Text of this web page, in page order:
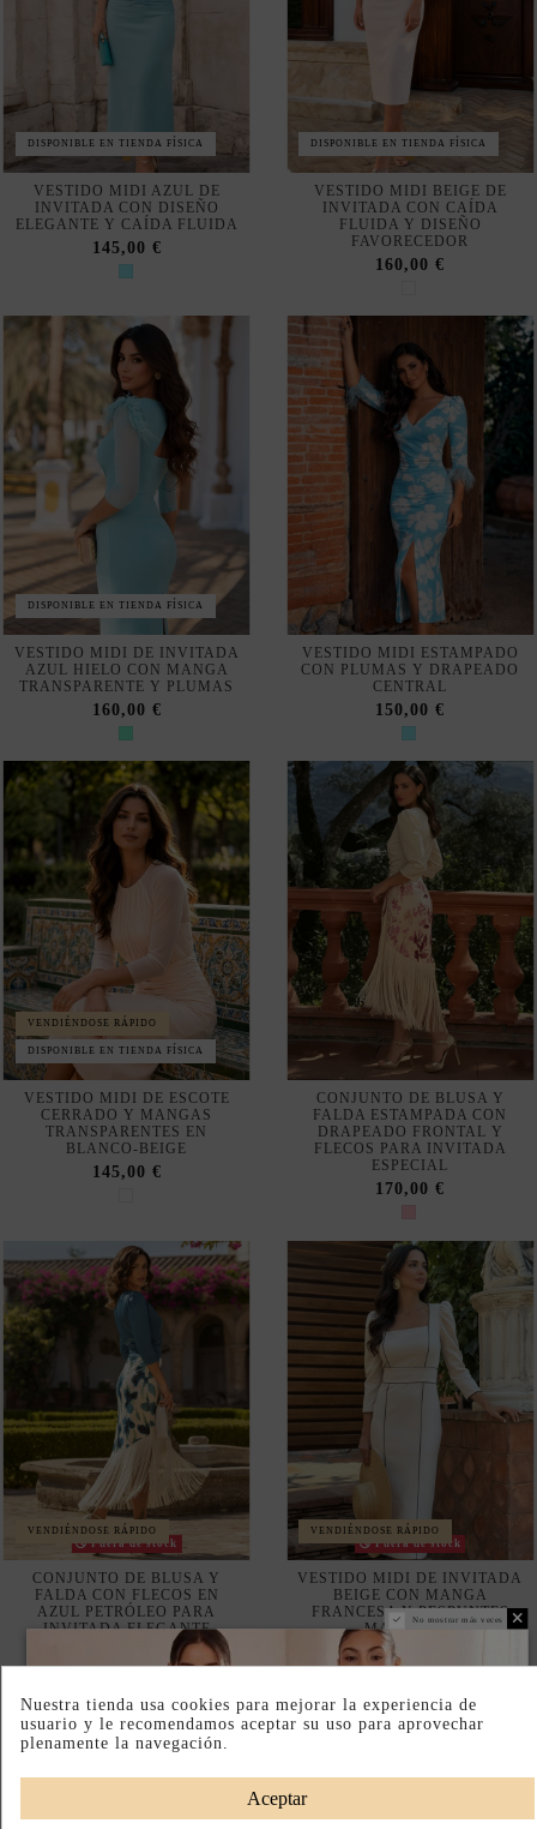
VESTIDO MIDI AZUL DE
INVITADA CON DISEÑO
ELEGANTE Y CAÍDA FLUIDA
145,00 €
VESTIDO MIDI BEIGE DE
INVITADA CON CAÍDA
FLUIDA Y DISEÑO
FAVORECEDOR
160,00 €
DISPONIBLE EN TIENDA FÍSICA
VESTIDO MIDI DE INVITADA
AZUL HIELO CON MANGA
TRANSPARENTE Y PLUMAS
160,00 €
VESTIDO MIDI ESTAMPADO
CON PLUMAS Y DRAPEADO
CENTRAL
150,00 €
VENDIÉNDOSE RÁPIDO
DISPONIBLE EN TIENDA FÍSICA
VESTIDO MIDI DE ESCOTE
CERRADO Y MANGAS
TRANSPARENTES EN
BLANCO-BEIGE
145,00 €
CONJUNTO DE BLUSA Y
FALDA ESTAMPADA CON
DRAPEADO FRONTAL Y
FLECOS PARA INVITADA
ESPECIAL
170,00 €
VENDIÉNDOSE RÁPIDO
Fuera de stock
CONJUNTO DE BLUSA Y
FALDA CON FLECOS EN
AZUL PETRÓLEO PARA
INVITADA ELEGANTE
170,00 €
VENDIÉNDOSE RÁPIDO
Fuera de stock
VESTIDO MIDI DE INVITADA
BEIGE CON MANGA
MARRONES
150,00 €